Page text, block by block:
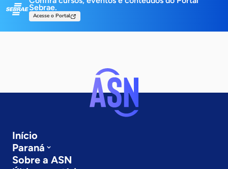
Sebrae.
Acesse o Portal
Início
Paraná
Sobre a ASN